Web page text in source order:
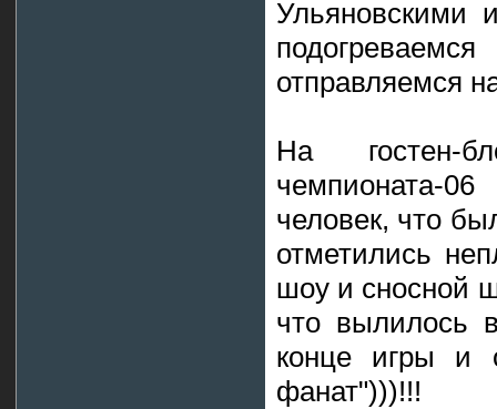
Ульяновскими
отправляемся
На гостен-
чемпионата-
человек, что
отметились
шоу и сносной
что вылилось
конце игры и
фанат")))!!!